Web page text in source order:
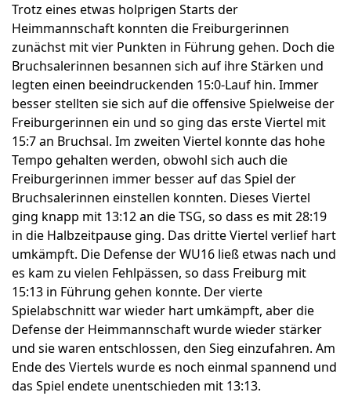
Trotz eines etwas holprigen Starts der
Heimmannschaft konnten die Freiburgerinnen
zunächst mit vier Punkten in Führung gehen. Doch die
Bruchsalerinnen besannen sich auf ihre Stärken und
legten einen beeindruckenden 15:0-Lauf hin. Immer
besser stellten sie sich auf die offensive Spielweise der
Freiburgerinnen ein und so ging das erste Viertel mit
15:7 an Bruchsal. Im zweiten Viertel konnte das hohe
Tempo gehalten werden, obwohl sich auch die
Freiburgerinnen immer besser auf das Spiel der
Bruchsalerinnen einstellen konnten. Dieses Viertel
ging knapp mit 13:12 an die TSG, so dass es mit 28:19
in die Halbzeitpause ging. Das dritte Viertel verlief hart
umkämpft. Die Defense der WU16 ließ etwas nach und
es kam zu vielen Fehlpässen, so dass Freiburg mit
15:13 in Führung gehen konnte. Der vierte
Spielabschnitt war wieder hart umkämpft, aber die
Defense der Heimmannschaft wurde wieder stärker
und sie waren entschlossen, den Sieg einzufahren. Am
Ende des Viertels wurde es noch einmal spannend und
das Spiel endete unentschieden mit 13:13.